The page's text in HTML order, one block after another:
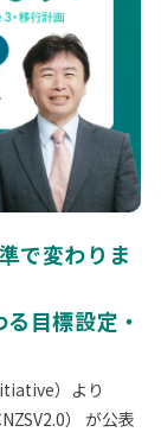
で変わりま
目標設定・
）より
） が公表